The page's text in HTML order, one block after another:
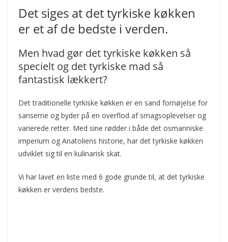
Det siges at det tyrkiske køkken
er et af de bedste i verden.
Men hvad gør det tyrkiske køkken så
specielt og det tyrkiske mad så
fantastisk lækkert?
Det traditionelle tyrkiske køkken er en sand fornøjelse for
sanserne og byder på en overflod af smagsoplevelser og
varierede retter. Med sine rødder i både det osmanniske
imperium og Anatoliens historie, har det tyrkiske køkken
udviklet sig til en kulinarisk skat.
Vi har lavet en liste med 6 gode grunde til, at det tyrkiske
køkken er verdens bedste.